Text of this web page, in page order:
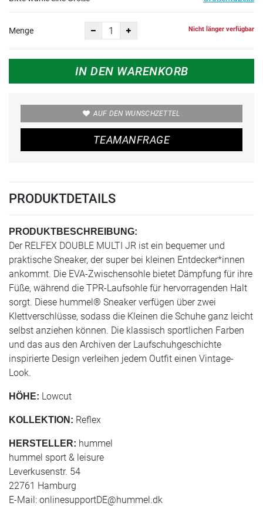
Menge Nicht länger verfügbar
IN DEN WARENKORB
AUF DEN WUNSCHZETTEL
TEAMANFRAGE
PRODUKTDETAILS
PRODUKTBESCHREIBUNG:
Der RELFEX DOUBLE MULTI JR ist ein bequemer und
praktische Sneaker, der super bei kleinen Entdecker*innen
ankommt. Die EVA-Zwischensohle bietet Dämpfung für ihre
Füße, während die TPR-Laufsohle für hervorragenden Halt
sorgt. Diese hummel® Sneaker verfügen über zwei
Klettverschlüsse, sodass die Kleinen die Schuhe ganz leicht
selbst anziehen können. Die klassisch sportlichen Farben
und das aus den Archiven der Laufschuhgeschichte
inspirierte Design verleihen jedem Outfit einen Vintage-
Look.
HÖHE: Lowcut
KOLLEKTION: Reflex
HERSTELLER: hummel
hummel sport & leisure
Leverkusenstr. 54
22761 Hamburg
E-Mail: onlinesupportDE@hummel.dk